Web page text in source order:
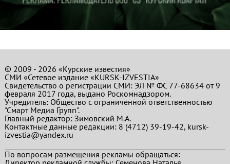
© 2009 - 2026 «Курские известия»
СМИ «Сетевое издание «KURSK-IZVESTIA»
Свидетельство о регистрации СМИ: ЭЛ № ФС 77-68634 от 9
февраля 2017 года, выдано Роскомнадзором.
Учредитель: Общество с ограниченной ответственностью
"Смарт Медиа Групп".
Главный редактор:Зимовский М.А.
Контактные данные редакции: 8 (4712) 39-19-42, kursk-
izvestia@yandex.ru
По вопросам размещения рекламы обращаться: